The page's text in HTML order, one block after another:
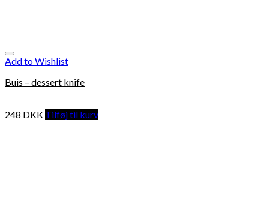
Add to Wishlist
Buis – dessert knife
248 DKK Tilføj til kurv